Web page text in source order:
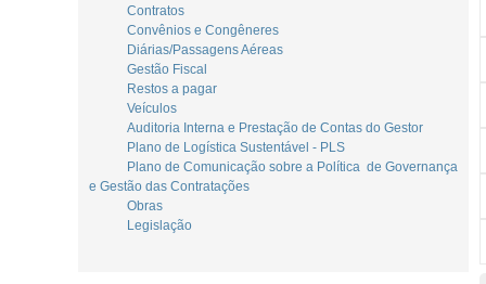
Contratos
Convênios e Congêneres
Diárias/Passagens Aéreas
Gestão Fiscal
Restos a pagar
Veículos
Auditoria Interna e Prestação de Contas do Gestor
Plano de Logística Sustentável - PLS
Plano de Comunicação sobre a Política de Governança
e Gestão das Contratações
Obras
Legislação